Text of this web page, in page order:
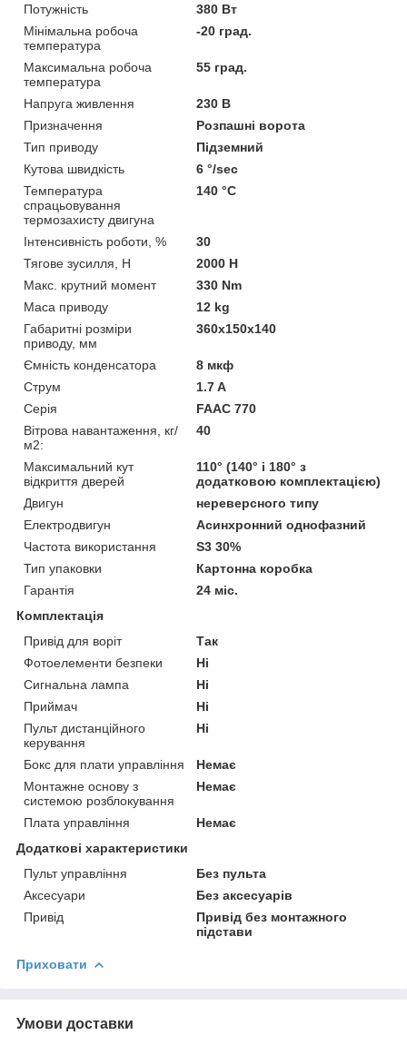
Потужність
380 Вт
Мінімальна робоча
температура
-20 град.
Максимальна робоча
температура
55 град.
Напруга живлення
230 В
Призначення
Розпашні ворота
Тип приводу
Підземний
Кутова швидкість
6 °/sec
Температура
спрацьовування
термозахисту двигуна
140 °C
Інтенсивність роботи, %
30
Тягове зусилля, Н
2000 Н
Макс. крутний момент
330 Nm
Маса приводу
12 kg
Габаритні розміри
приводу, мм
360x150x140
Ємність конденсатора
8 мкф
Струм
1.7 A
Серія
FAAC 770
Вітрова навантаження, кг/
м2:
40
Максимальний кут
відкриття дверей
110° (140° і 180° з
додатковою комплектацією)
Двигун
нереверсного типу
Електродвигун
Асинхронний однофазний
Частота використання
S3 30%
Тип упаковки
Картонна коробка
Гарантія
24 міс.
Комплектація
Привід для воріт
Так
Фотоелементи безпеки
Ні
Сигнальна лампа
Ні
Приймач
Ні
Пульт дистанційного
керування
Ні
Бокс для плати управління
Немає
Монтажне основу з
системою розблокування
Немає
Плата управління
Немає
Додаткові характеристики
Пульт управління
Без пульта
Аксесуари
Без аксесуарів
Привід
Привід без монтажного
підстави
Приховати
Умови доставки